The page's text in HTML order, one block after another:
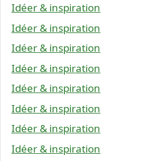
Idéer & inspiration
Idéer & inspiration
Idéer & inspiration
Idéer & inspiration
Idéer & inspiration
Idéer & inspiration
Idéer & inspiration
Idéer & inspiration